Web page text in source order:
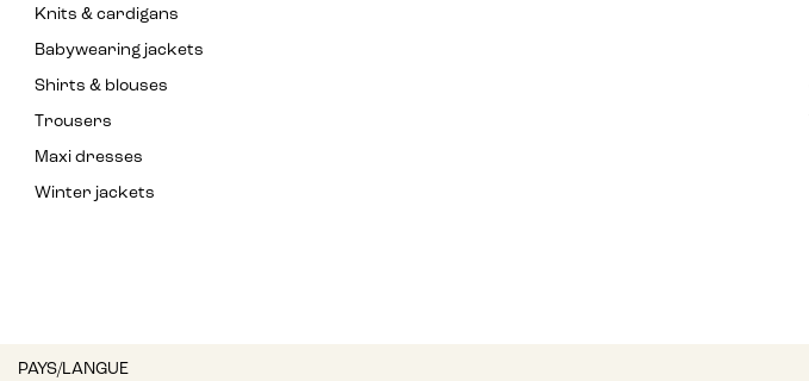
Knits & cardigans
Babywearing jackets
Shirts & blouses
Trousers
Maxi dresses
Winter jackets
PAYS/LANGUE